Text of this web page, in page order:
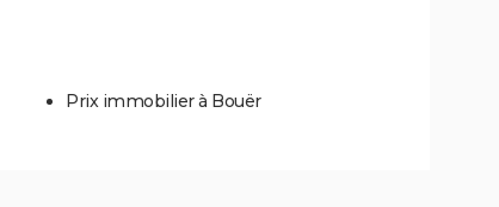
Prix immobilier à Bouër